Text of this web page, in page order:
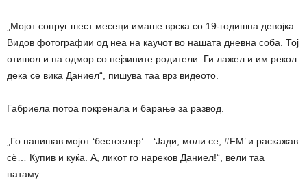
„Мојот сопруг шест месеци имаше врска со 19-годишна девојка.
Видов фотографии од неа на каучот во нашата дневна соба. Тој
отишол и на одмор со нејзините родители. Ги лажел и им рекол
дека се вика Даниел“, пишува таа врз видеото.
Габриела потоа покренала и барање за развод.
„Го напишав мојот ‘бестселер’ – ‘Јади, моли се, #FM’ и раскажав
сѐ… Купив и куќа. А, ликот го нареков Даниел!“, вели таа
натаму.